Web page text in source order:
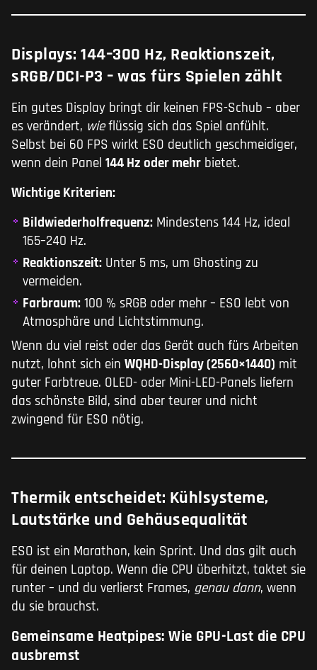
Displays: 144–300 Hz, Reaktionszeit,
sRGB/DCI-P3 – was fürs Spielen zählt
Ein gutes Display bringt dir keinen FPS-Schub – aber
es verändert, wieflüssig sich das Spiel anfühlt.
Selbst bei 60 FPS wirkt ESO deutlich geschmeidiger,
wenn dein Panel 144 Hz oder mehr bietet.
Wichtige Kriterien:
Bildwiederholfrequenz: Mindestens 144 Hz, ideal
165–240 Hz.
Reaktionszeit: Unter 5 ms, um Ghosting zu
vermeiden.
Farbraum: 100 % sRGB oder mehr – ESO lebt von
Atmosphäre und Lichtstimmung.
Wenn du viel reist oder das Gerät auch fürs Arbeiten
nutzt, lohnt sich ein WQHD-Display (2560×1440) mit
guter Farbtreue. OLED- oder Mini-LED-Panels liefern
das schönste Bild, sind aber teurer und nicht
zwingend für ESO nötig.
Thermik entscheidet: Kühlsysteme,
Lautstärke und Gehäusequalität
ESO ist ein Marathon, kein Sprint. Und das gilt auch
für deinen Laptop. Wenn die CPU überhitzt, taktet sie
runter – und du verlierst Frames, genau dann, wenn
du sie brauchst.
Gemeinsame Heatpipes: Wie GPU-Last die CPU
ausbremst